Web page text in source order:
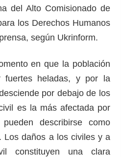
del Alto Comisionado de
los Derechos Humanos
según Ukrinform.
en que la población
fuertes heladas, y por la
por debajo de los
es la más afectada por
describirse como
Los daños a los civiles y a
constituyen una clara